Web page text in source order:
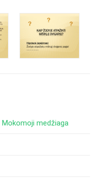
Mokomoji medžiaga